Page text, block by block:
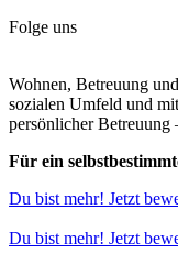
Folge uns
Wohnen, Betreuung
sozialen Umfeld und
persönlicher Betreuung
Für ein
Du bist mehr! Jetzt
Du bist mehr! Jetzt